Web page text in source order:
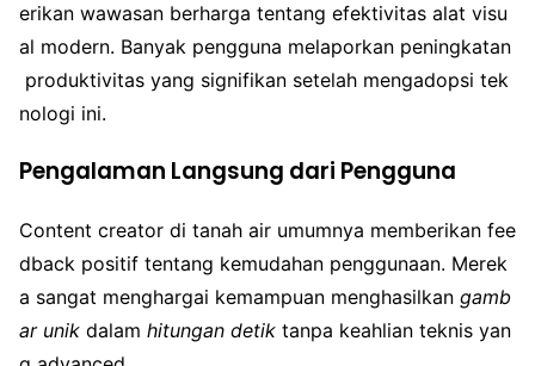
erikan wawasan berharga tentang efektivitas alat visu
al modern. Banyak pengguna melaporkan peningkatan
produktivitas yang signifikan setelah mengadopsi tek
nologi ini.
Pengalaman Langsung dari Pengguna
Content creator di tanah air umumnya memberikan fee
dback positif tentang kemudahan penggunaan. Merek
a sangat menghargai kemampuan menghasilkan gamb
ar unik dalam hitungan detik tanpa keahlian teknis yan